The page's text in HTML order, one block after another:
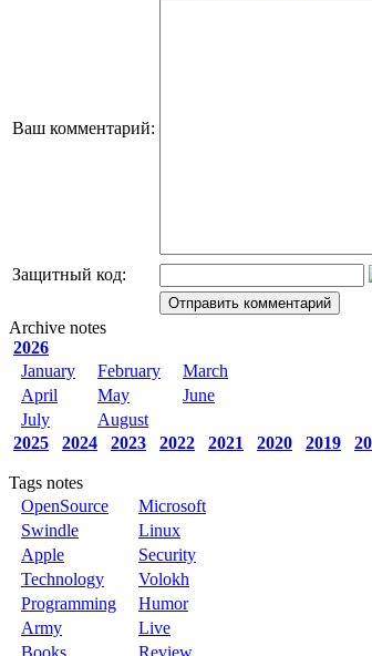
Ваш комментарий:
Защитный код:
Archive notes
2026
January
February
March
April
May
June
July
August
2025
2024 2023 2022 2021 2020 2019
Tags notes
OpenSource
Microsoft
Swindle
Linux
Apple
Security
Technology
Volokh
Programming
Humor
Army
Live
Books
Review